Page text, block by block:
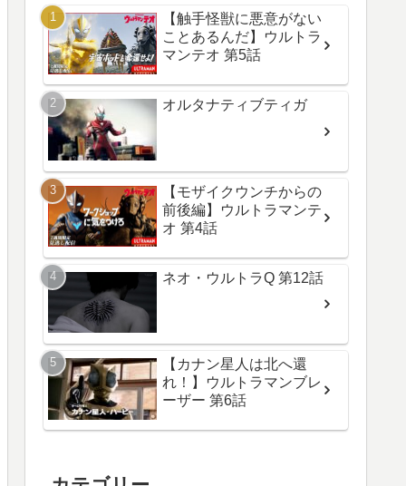
【触手怪獣に悪意がない
ことあるんだ】ウルトラ
マンテオ 第5話
オルタナティブティガ
【モザイクウンチからの
前後編】ウルトラマンテ
オ 第4話
ネオ・ウルトラQ 第12話
【カナン星人は北へ還
れ！】ウルトラマンブレ
ーザー 第6話